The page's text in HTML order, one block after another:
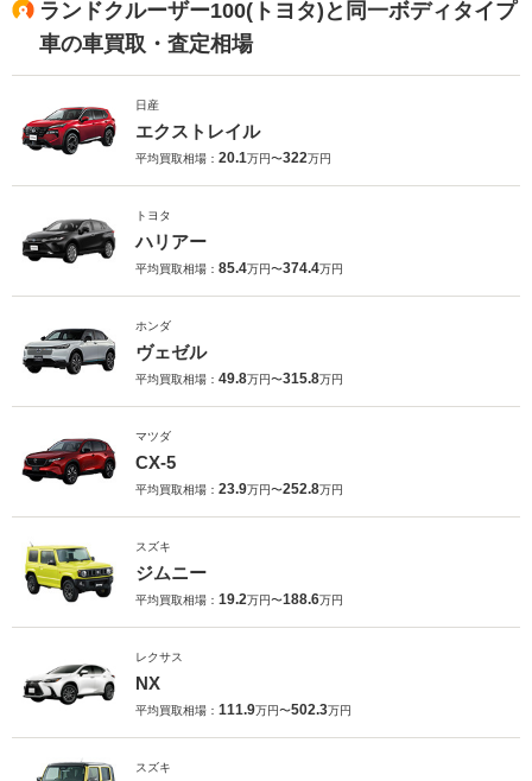
ランドクルーザー100(トヨタ)と同一ボディタイプ
車の車買取・査定相場
日産
エクストレイル
平均買取相場： 20.1万円〜322万円
トヨタ
ハリアー
平均買取相場： 85.4万円〜374.4万円
ホンダ
ヴェゼル
平均買取相場： 49.8万円〜315.8万円
マツダ
CX-5
平均買取相場： 23.9万円〜252.8万円
スズキ
ジムニー
平均買取相場： 19.2万円〜188.6万円
レクサス
NX
平均買取相場： 111.9万円〜502.3万円
スズキ